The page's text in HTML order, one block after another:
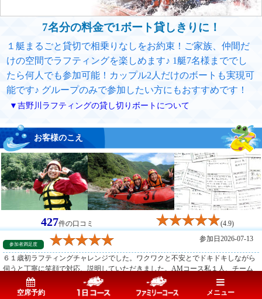
7名分の料金で1ボート貸しきりに！
１艇まるごと貸切で相乗りなしをお約束！ご家族、仲間だ
けの空間でラフティングを楽しめます♪ 1艇7名様まででし
たら何人でも参加可能！カップル2人だけのボートも実現可
能です♪ グループのみで参加したい方にもおすすめです！
▼吉野川ラフティングの貸し切りボートについて
お客様のこえ
427件の口コミ (4.9)
参加者満足度
参加日2026-07-13
６１歳初ラフティングチャレンジでした。ワクワクと不安とでドキドキしながら
伺うと丁寧に笑顔で対応、説明していただきました。AMコース私１人、チーム
ワーク抜群のガイド３名方々が色々提案下さって申し訳ない程存分に楽しませて
もらい最高でした✨ ガイドの方々のスキルの高さにも驚きましたし気づかいも素
空席予約 メニュー